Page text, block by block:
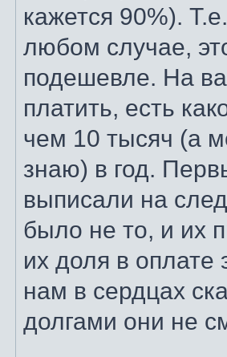
кажется 90%).
любом случае,
подешевле. На
платить, есть
чем 10 тысяч (а
знаю) в год.
выписали на
было не то, и их
их доля в оплате
нам в сердцах
долгами они не